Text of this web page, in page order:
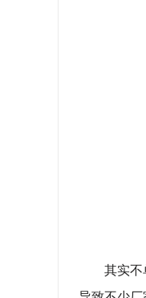
其实不